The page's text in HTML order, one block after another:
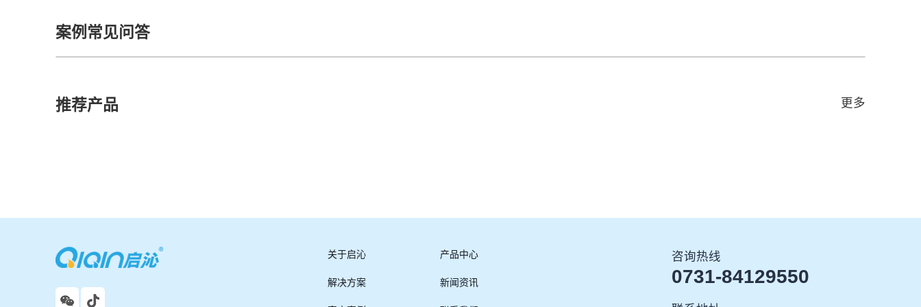
案例常见问答
推荐产品 更多
关于启沁 产品中心
解决方案 新闻资讯
咨询热线
0731-84129550